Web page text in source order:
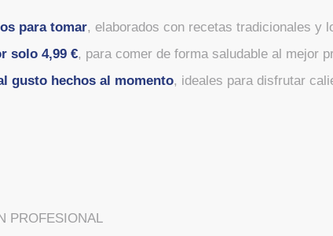
para tomar, elaborados con recetas tradicionales y
solo 4,99 €, para comer de forma saludable al mejor
gusto hechos al momento, ideales para disfrutar
PROFESIONAL